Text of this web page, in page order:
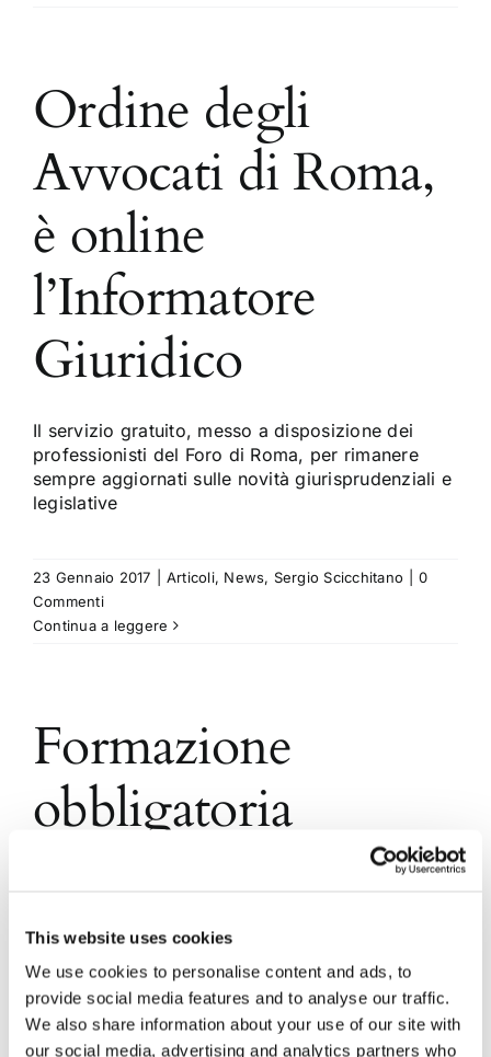
This website uses cookies
We use cookies to personalise content and ads, to
provide social media features and to analyse our traffic.
We also share information about your use of our site with
our social media, advertising and analytics partners who
Ordine degli
Avvocati di Roma,
è online
l’Informatore
Giuridico
Il servizio gratuito, messo a disposizione dei
professionisti del Foro di Roma, per rimanere
sempre aggiornati sulle novità giurisprudenziali e
legislative
23 Gennaio 2017 Articoli, News, Sergio Scicchitano
0
Commenti
Continua a leggere
Formazione
obbligatoria
avvocati, approvato
il nuovo
regolamento